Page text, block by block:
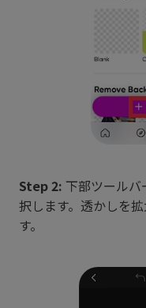
Step 2: 下部ツールバ
択します。透かしを
す。